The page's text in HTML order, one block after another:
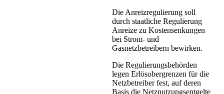
Die Anreizregulierung soll
durch staatliche Regulierung
Anreize zu Kostensenkungen
bei Strom- und
Gasnetzbetreibern bewirken.
Die Regulierungsbehörden
legen Erlösobergrenzen für die
Netzbetreiber fest, auf deren
Basis die Netznutzungsentgelte